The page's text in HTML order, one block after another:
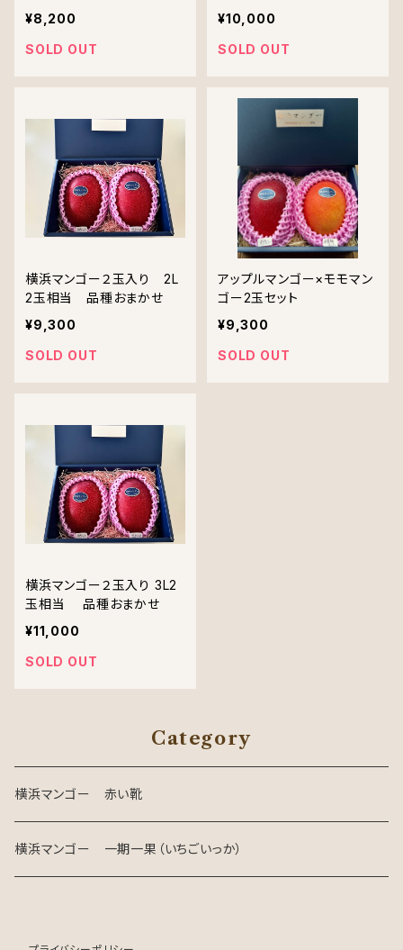
¥8,200
SOLD OUT
¥10,000
SOLD OUT
横浜マンゴー２玉入り 2L
2玉相当 品種おまかせ
¥9,300
SOLD OUT
アップルマンゴー×モモマン
ゴー2玉セット
¥9,300
SOLD OUT
横浜マンゴー２玉入り 3L2
玉相当 品種おまかせ
¥11,000
SOLD OUT
Category
横浜マンゴー 赤い靴
横浜マンゴー 一期一果（いちごいっか）